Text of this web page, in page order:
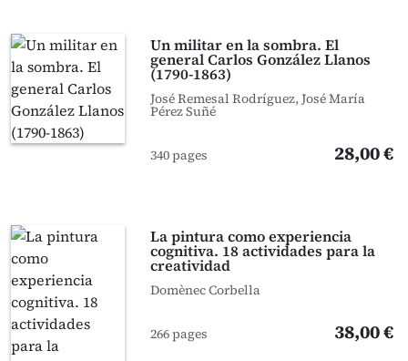
Un militar en la sombra. El
general Carlos González Llanos
(1790-1863)
José Remesal Rodríguez, José María
Pérez Suñé
340 pages 28,00 €
La pintura como experiencia
cognitiva. 18 actividades para la
creatividad
Domènec Corbella
266 pages 38,00 €